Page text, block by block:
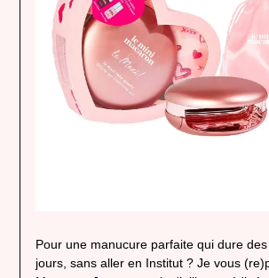
Pour une manucure parfaite qui dure
jours, sans aller en Institut ? Je vous